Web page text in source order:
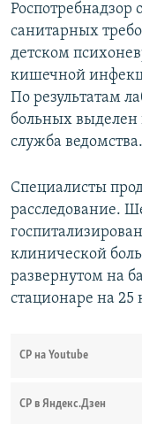
санитарных
детском
кишечной
По результатам
больных выделен
служба ведомства.
Специалисты
расследование.
клинической
развернутом на
стационаре на 25
СР на Youtube
СР в Яндекс.Дзен